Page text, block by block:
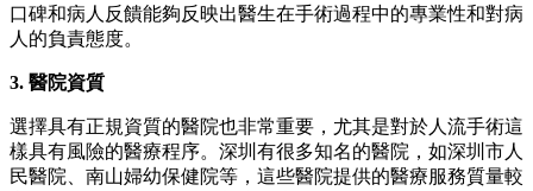
口碑和病人反饋能夠反映出醫生在手術過程中的專業性和對病
人的負責態度。
3. 醫院資質
選擇具有正規資質的醫院也非常重要，尤其是對於人流手術這
樣具有風險的醫療程序。深圳有很多知名的醫院，如深圳市人
民醫院、南山婦幼保健院等，這些醫院提供的醫療服務質量較